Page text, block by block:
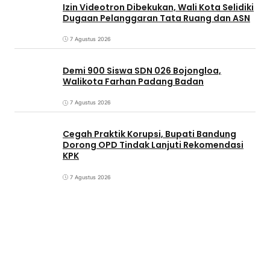
Izin Videotron Dibekukan, Wali Kota Selidiki
Dugaan Pelanggaran Tata Ruang dan ASN
7 Agustus 2026
Demi 900 Siswa SDN 026 Bojongloa,
Walikota Farhan Padang Badan
7 Agustus 2026
Cegah Praktik Korupsi, Bupati Bandung
Dorong OPD Tindak Lanjuti Rekomendasi
KPK
7 Agustus 2026